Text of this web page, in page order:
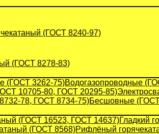
(ГОСТ 8240-97)
(ГОСТ 8278-83)
Водогазопроводные
Бесшовные
Гладкий
Рифлёный